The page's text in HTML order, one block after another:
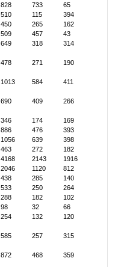
828 733
65
510 115
394
450 265
162
509 457
43
649 318 314
478 271 190
1013 584 411
690 409 266
346 174
169
886 476
393
1056 639
398
463 272
182
4168 2143
1916
2046 1120
812
438 285
140
533 250
264
288 182
102
98 32
66
254 132 120
585 257 315
872 468 359